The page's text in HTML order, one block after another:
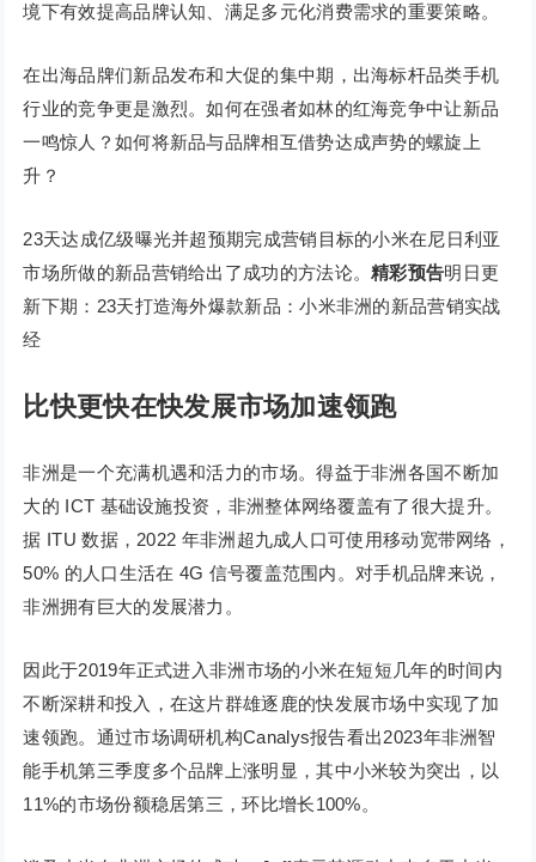
境下有效提高品牌认知、满足多元化消费需求的重要策略。
在出海品牌们新品发布和大促的集中期，出海标杆品类手机
行业的竞争更是激烈。如何在强者如林的红海竞争中让新品
一鸣惊人？如何将新品与品牌相互借势达成声势的螺旋上
升？
23天达成亿级曝光并超预期完成营销目标的小米在尼日利亚
市场所做的新品营销给出了成功的方法论。精彩预告明日更
新下期：23天打造海外爆款新品：小米非洲的新品营销实战
经
比快更快在快发展市场加速领跑
非洲是一个充满机遇和活力的市场。得益于非洲各国不断加
大的 ICT 基础设施投资，非洲整体网络覆盖有了很大提升。
据 ITU 数据，2022 年非洲超九成人口可使用移动宽带网络，
50% 的人口生活在 4G 信号覆盖范围内。对手机品牌来说，
非洲拥有巨大的发展潜力。
因此于2019年正式进入非洲市场的小米在短短几年的时间内
不断深耕和投入，在这片群雄逐鹿的快发展市场中实现了加
速领跑。通过市场调研机构Canalys报告看出2023年非洲智
能手机第三季度多个品牌上涨明显，其中小米较为突出，以
11%的市场份额稳居第三，环比增长100%。